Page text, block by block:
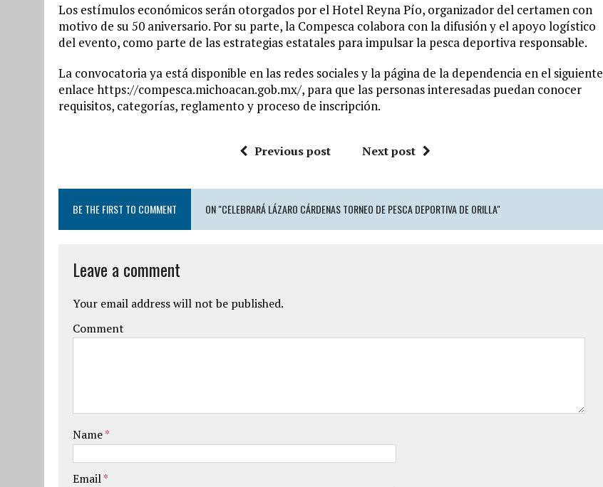
Los estímulos económicos serán otorgados por el Hotel Reyna Pío, organizador del certamen con
motivo de su 50 aniversario. Por su parte, la Compesca colabora con la difusión y el apoyo logístico
del evento, como parte de las estrategias estatales para impulsar la pesca deportiva responsable.
La convocatoria ya está disponible en las redes sociales y la página de la dependencia en el siguiente
enlace https://compesca.michoacan.gob.mx/, para que las personas interesadas puedan conocer
requisitos, categorías, reglamento y proceso de inscripción.
Previous post Next post
BE THE FIRST TO COMMENT ON "CELEBRARÁ LÁZARO CÁRDENAS TORNEO DE PESCA DEPORTIVA DE ORILLA"
Leave a comment
Your email address will not be published.
Comment
Name*
Email*